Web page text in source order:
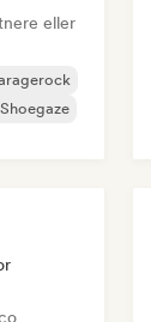
eller
Shoegaze